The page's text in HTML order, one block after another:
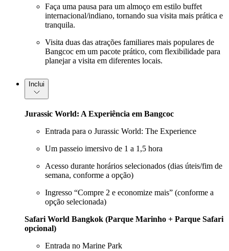
Faça uma pausa para um almoço em estilo buffet
internacional/indiano, tornando sua visita mais prática e
tranquila.
Visita duas das atrações familiares mais populares de
Bangcoc em um pacote prático, com flexibilidade para
planejar a visita em diferentes locais.
Inclui
Jurassic World: A Experiência em Bangcoc
Entrada para o Jurassic World: The Experience
Um passeio imersivo de 1 a 1,5 hora
Acesso durante horários selecionados (dias úteis/fim de
semana, conforme a opção)
Ingresso “Compre 2 e economize mais” (conforme a
opção selecionada)
Safari World Bangkok (Parque Marinho + Parque Safari
opcional)
Entrada no Marine Park